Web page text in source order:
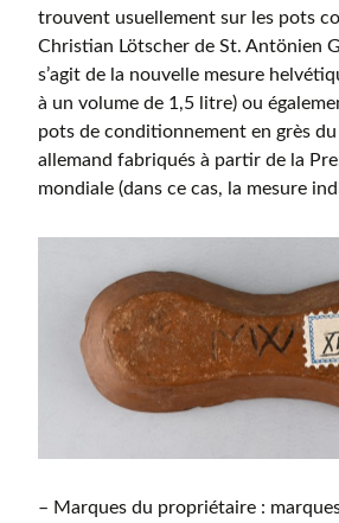
trouvent usuellement sur les pots
Christian Lötscher de St. Antönien
s’agit de la nouvelle mesure
à un volume de 1,5 litre) ou
pots de conditionnement en grès
allemand fabriqués à partir de la
mondiale (dans ce cas, la mesure
– Marques du propriétaire :